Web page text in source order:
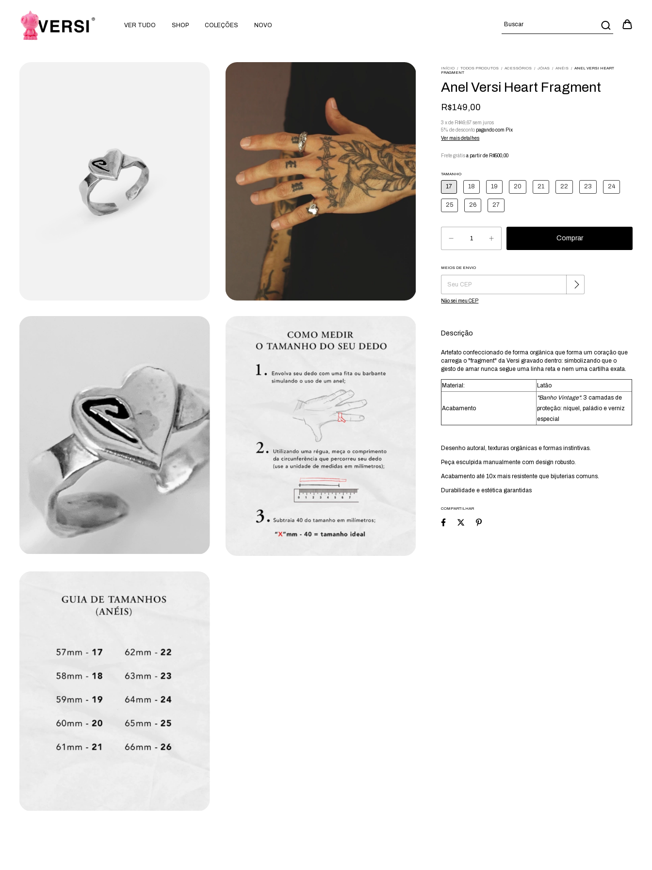
VER TUDO SHOP COLEÇÕES NOVO
INÍCIO / TODOS PRODUTOS / ACESSÓRIOS / JÓIAS / ANÉIS / ANEL VERSI HEART
FRAGMENT
Anel Versi Heart Fragment
R$149,00
3 xde R$49,67 sem juros
5% de desconto pagando com Pix
Ver mais detalhes
Frete grátis a partir de R$500,00
TAMANHO
17 18 19 20 21 22 23 24
25 26 27
Entregas para o CEP:
MEIOS DE ENVIO
Não sei meu CEP
Descrição
Artefato confeccionado de forma orgânica que forma um coração que
carrega o "fragment" da Versi gravado dentro: simbolizando que o
gesto de amar nunca segue uma linha reta e nem uma cartilha exata.
Material: Latão
Acabamento
"Banho Vintage". 3 camadas de
proteção: níquel, paládio e verniz
especial
Desenho autoral, texturas orgânicas e formas instintivas.
Peça esculpida manualmente com design robusto.
Acabamento até 10x mais resistente que bijuterias comuns.
Durabilidade e estética garantidas
COMPARTILHAR